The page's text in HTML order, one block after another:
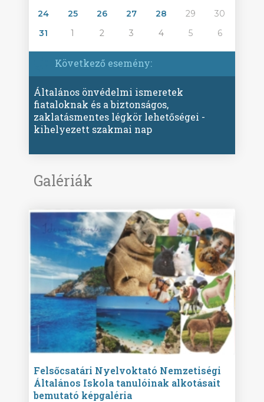
24
25 26 27 28 29
30
31
1 2 3 4 5 6
Következő esemény:
Általános önvédelmi ismeretek
fiataloknak és a biztonságos,
zaklatásmentes légkör lehetőségei -
kihelyezett szakmai nap
Galériák
Felsőcsatári Nyelvoktató Nemzetiségi
Általános Iskola tanulóinak alkotásait
bemutató képgaléria